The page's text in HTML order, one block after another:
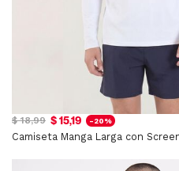
$ 18,99 $ 15,19 -20%